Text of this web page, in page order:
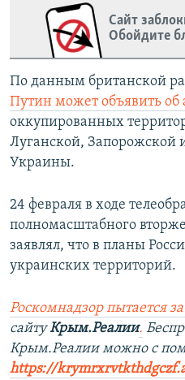
Сайт
Обойдите
По данным британской
Путин может объявить об
оккупированных
Луганской, Запорожской
Украины.
24 февраля в ходе
полномасштабного
заявлял, что в планы
украинских территорий.
Роскомнадзор пытается
сайтуКрым.Реалии.
Крым.Реалии можно с
https://